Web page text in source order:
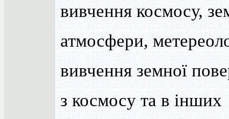
вивчення космосу,
атмосфери,
вивчення земної
з космосу та в інших